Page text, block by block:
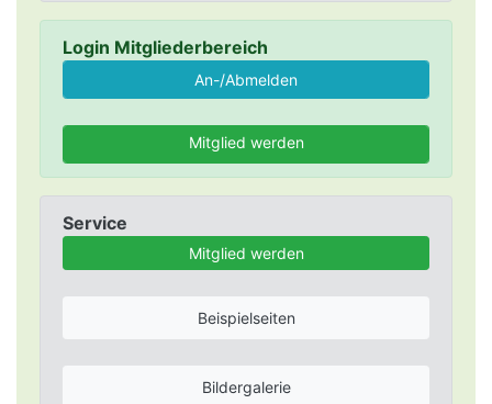
Login Mitgliederbereich
Mitglied werden
Service
Mitglied werden
Beispielseiten
Bildergalerie